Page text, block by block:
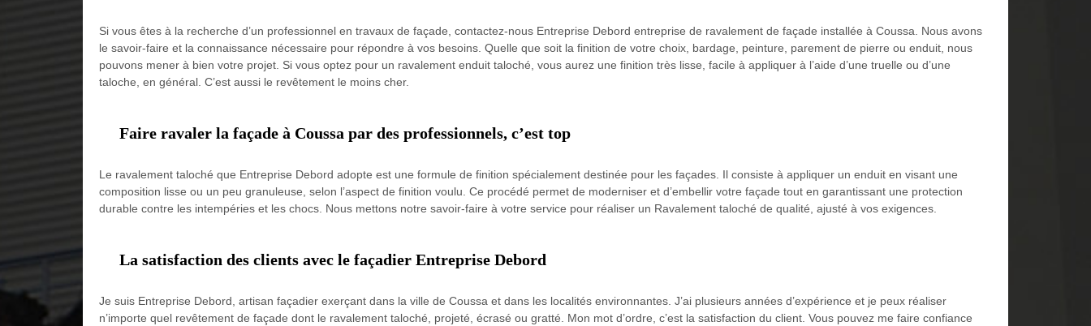
Si vous êtes à la recherche d’un professionnel en travaux de façade, contactez-nous Entreprise Debord entreprise de ravalement de façade installée à Coussa. Nous avons
le savoir-faire et la connaissance nécessaire pour répondre à vos besoins. Quelle que soit la finition de votre choix, bardage, peinture, parement de pierre ou enduit, nous
pouvons mener à bien votre projet. Si vous optez pour un ravalement enduit taloché, vous aurez une finition très lisse, facile à appliquer à l’aide d’une truelle ou d’une
taloche, en général. C’est aussi le revêtement le moins cher.
Faire ravaler la façade à Coussa par des professionnels, c’est top
Le ravalement taloché que Entreprise Debord adopte est une formule de finition spécialement destinée pour les façades. Il consiste à appliquer un enduit en visant une
composition lisse ou un peu granuleuse, selon l’aspect de finition voulu. Ce procédé permet de moderniser et d’embellir votre façade tout en garantissant une protection
durable contre les intempéries et les chocs. Nous mettons notre savoir-faire à votre service pour réaliser un Ravalement taloché de qualité, ajusté à vos exigences.
La satisfaction des clients avec le façadier Entreprise Debord
Je suis Entreprise Debord, artisan façadier exerçant dans la ville de Coussa et dans les localités environnantes. J’ai plusieurs années d’expérience et je peux réaliser
n’importe quel revêtement de façade dont le ravalement taloché, projeté, écrasé ou gratté. Mon mot d’ordre, c’est la satisfaction du client. Vous pouvez me faire confiance